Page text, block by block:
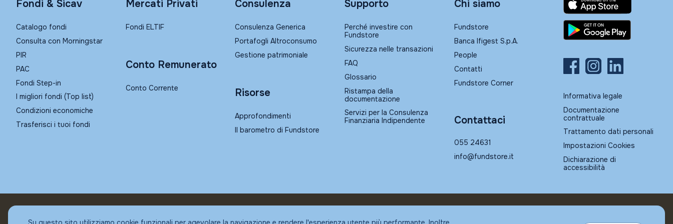
Fondi & Sicav
Catalogo fondi
Consulta con Morningstar
PIR
PAC
Fondi Step-in
I migliori fondi (Top list)
Condizioni economiche
Trasferisci i tuoi fondi
Mercati Privati
Fondi ELTIF
Conto Remunerato
Conto Corrente
Consulenza
Consulenza Generica
Portafogli Altroconsumo
Gestione patrimoniale
Risorse
Approfondimenti
Il barometro di Fundstore
Supporto
Perché investire con
Fundstore
Sicurezza nelle transazioni
FAQ
Glossario
Ristampa della
documentazione
Servizi per la Consulenza
Finanziaria Indipendente
Chi siamo
Fundstore
Banca Ifigest S.p.A.
People
Contatti
Fundstore Corner
Contattaci
055 24631
info@fundstore.it
Informativa legale
Documentazione
contrattuale
Trattamento dati personali
Impostazioni Cookies
Dichiarazione di
accessibilità